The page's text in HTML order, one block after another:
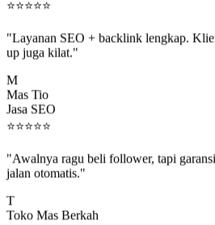
up juga kilat."
Mas Tio
Jasa SEO
⭐⭐⭐⭐⭐
jalan otomatis."
Toko Mas Berkah
Pedagang Emas